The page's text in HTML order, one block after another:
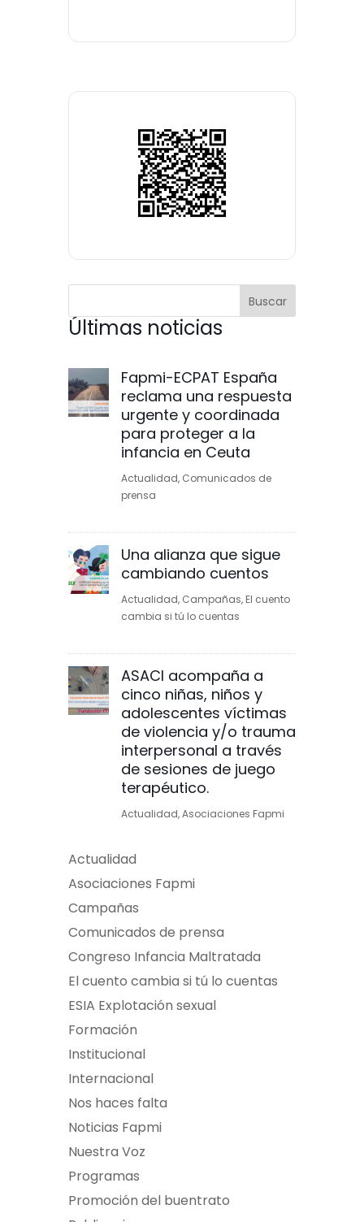
Últimas noticias
Fapmi-ECPAT España
reclama una respuesta
urgente y coordinada
para proteger a la
infancia en Ceuta
Actualidad, Comunicados de
prensa
Una alianza que sigue
cambiando cuentos
Actualidad, Campañas, El cuento
cambia si tú lo cuentas
ASACI acompaña a
cinco niñas, niños y
adolescentes víctimas
de violencia y/o trauma
interpersonal a través
de sesiones de juego
terapéutico.
Actualidad,Asociaciones Fapmi
Actualidad
Asociaciones Fapmi
Campañas
Comunicados de prensa
Congreso Infancia Maltratada
El cuento cambia si tú lo cuentas
ESIA Explotación sexual
Formación
Institucional
Internacional
Nos haces falta
Noticias Fapmi
Nuestra Voz
Programas
Promoción del buentrato